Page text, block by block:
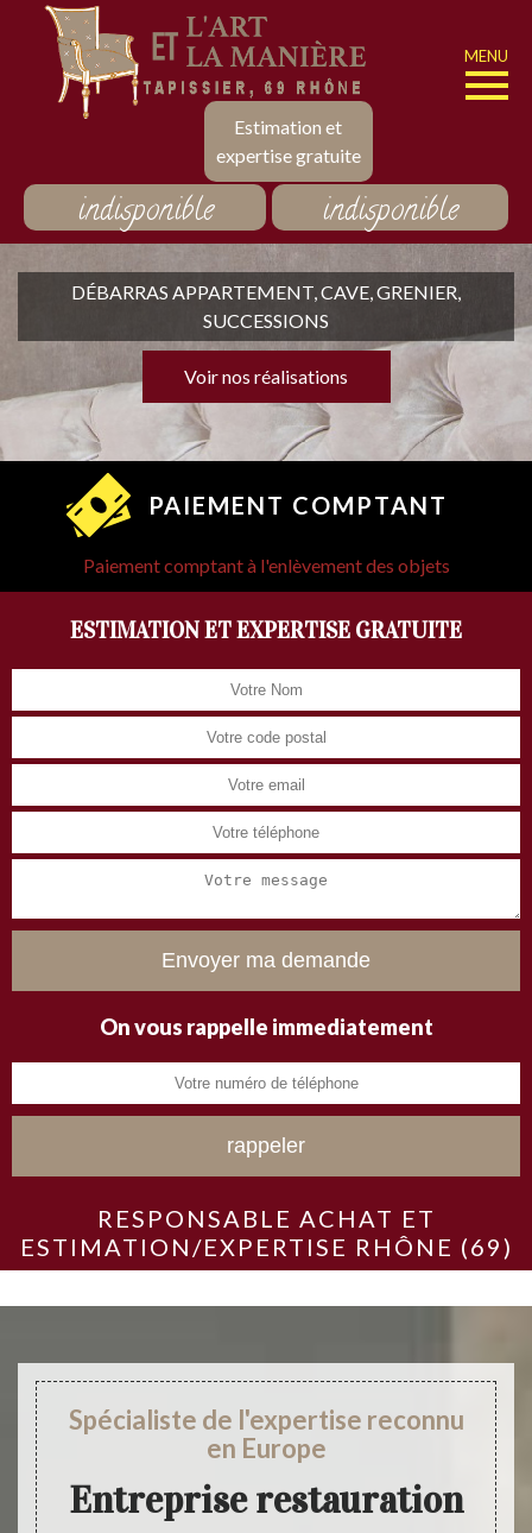
Estimation et
expertise gratuite
MENU
indisponible indisponible
DÉBARRAS APPARTEMENT, CAVE, GRENIER,
SUCCESSIONS
Voir nos réalisations
PAIEMENT COMPTANT
Paiement comptant à l'enlèvement des objets
ESTIMATION ET EXPERTISE GRATUITE
On vous rappelle immediatement
RESPONSABLE ACHAT ET
ESTIMATION/EXPERTISE RHÔNE (69)
Spécialiste de l'expertise reconnu
en Europe
Entreprise restauration